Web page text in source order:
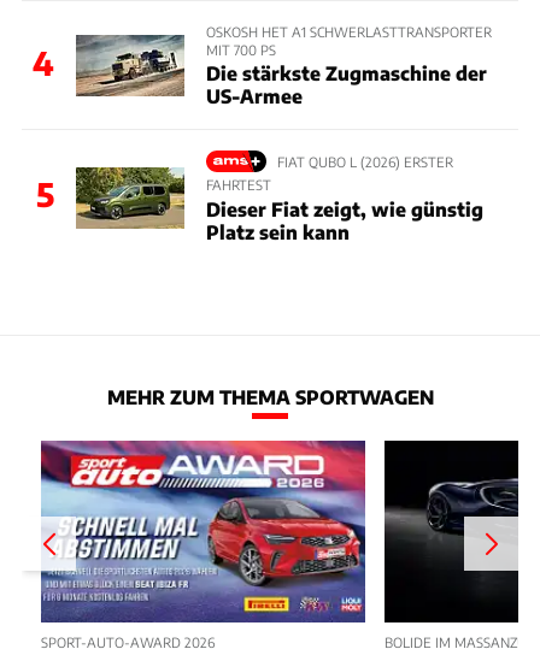
4
OSKOSH HET A1 SCHWERLASTTRANSPORTER
MIT 700 PS
Die stärkste Zugmaschine der
US-Armee
5
FIAT QUBO L (2026) ERSTER
FAHRTEST
Dieser Fiat zeigt, wie günstig
Platz sein kann
MEHR ZUM THEMA SPORTWAGEN
SPORT-AUTO-AWARD 2026 BOLIDE IM MASSANZUG